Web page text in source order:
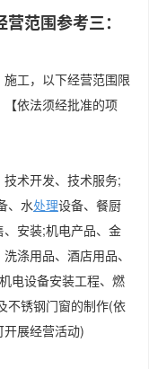
范围参考三：
施工，以下经营范围限
依法须经批准的项
术开发、技术服务;
、水处理设备、餐厨
安装;机电产品、金
涤用品、酒店用品、
电设备安装工程、燃
不锈钢门窗的制作(依
展经营活动)